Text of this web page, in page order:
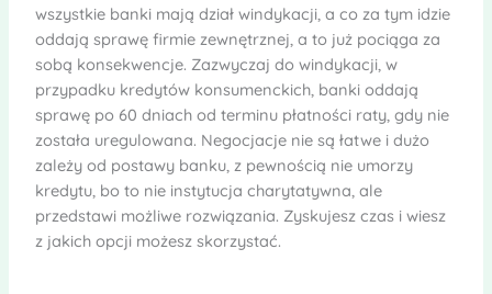
wszystkie banki mają dział windykacji, a co za tym idzie
oddają sprawę firmie zewnętrznej, a to już pociąga za
sobą konsekwencje. Zazwyczaj do windykacji, w
przypadku kredytów konsumenckich, banki oddają
sprawę po 60 dniach od terminu płatności raty, gdy nie
została uregulowana. Negocjacje nie są łatwe i dużo
zależy od postawy banku, z pewnością nie umorzy
kredytu, bo to nie instytucja charytatywna, ale
przedstawi możliwe rozwiązania. Zyskujesz czas i wiesz
z jakich opcji możesz skorzystać.